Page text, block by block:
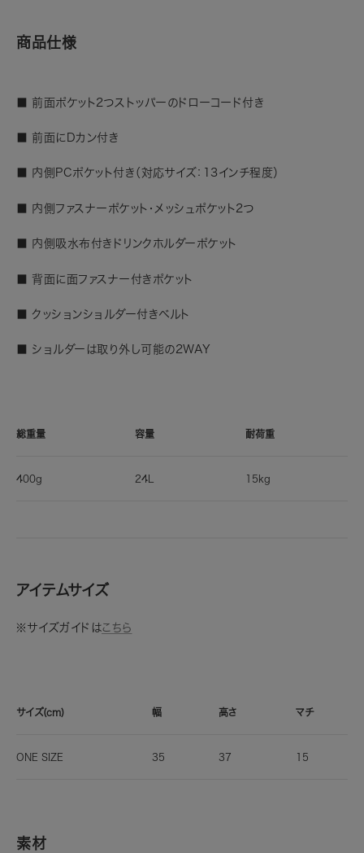
商品仕様
■ 前面ポケット2つストッパーのドローコード付き
■ 前面にDカン付き
■ 内側PCポケット付き（対応サイズ：13インチ程度）
■ 内側ファスナーポケット・メッシュポケット2つ
■ 内側吸水布付きドリンクホルダーポケット
■ 背面に面ファスナー付きポケット
■ クッションショルダー付きベルト
■ ショルダーは取り外し可能の2WAY
総重量 容量 耐荷重
400g 24L 15kg
アイテムサイズ
※サイズガイドはこちら
サイズ(cm) 幅 高さ マチ
ONE SIZE 35 37 15
素材